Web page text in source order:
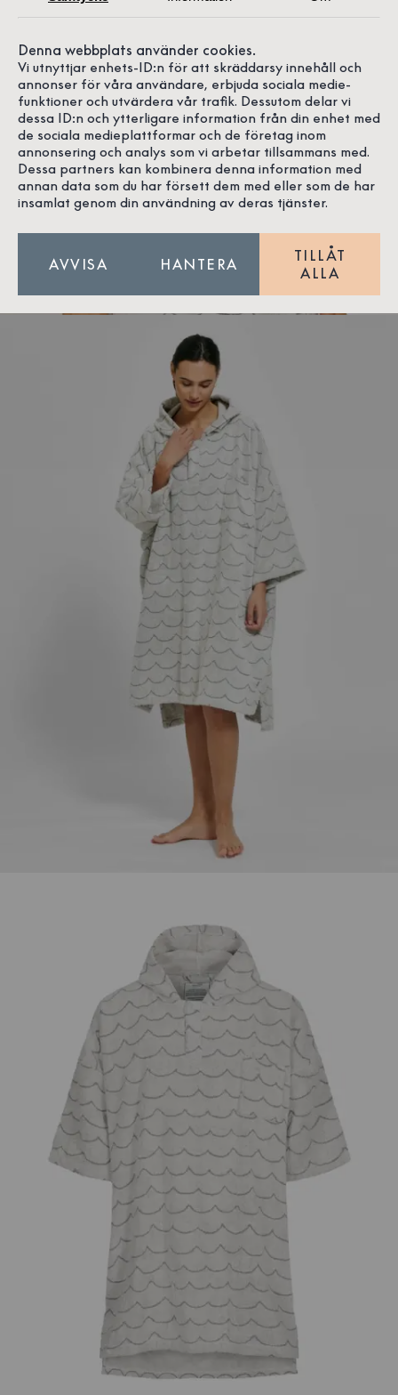
Denna webbplats använder cookies.
Vi utnyttjar enhets-ID:n för att skräddarsy innehåll och
annonser för våra användare, erbjuda sociala medie-
funktioner och utvärdera vår trafik. Dessutom delar vi
dessa ID:n och ytterligare information från din enhet med
de sociala medieplattformar och de företag inom
annonsering och analys som vi arbetar tillsammans med.
Dessa partners kan kombinera denna information med
annan data som du har försett dem med eller som de har
insamlat genom din användning av deras tjänster.
AVVISA HANTERA
TILLÅT
ALLA